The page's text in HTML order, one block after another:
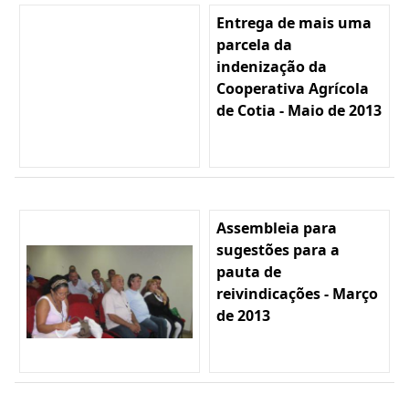
Entrega de mais uma
parcela da
indenização da
Cooperativa Agrícola
de Cotia - Maio de 2013
Assembleia para
sugestões para a
pauta de
reivindicações - Março
de 2013